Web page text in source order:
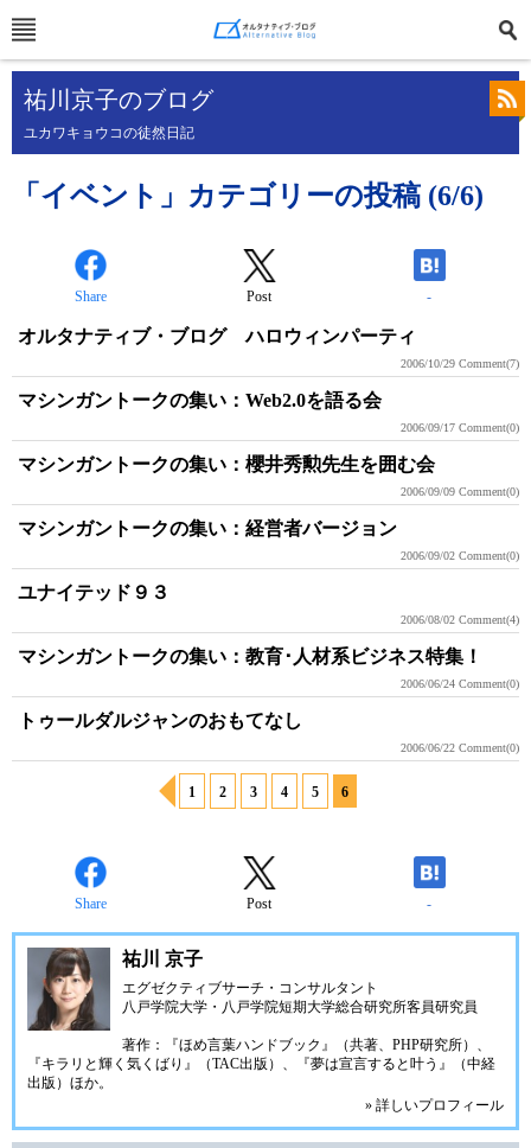
祐川京子のブログ
ユカワキョウコの徒然日記
「イベント」カテゴリーの投稿 (6/6)
Share Post -
オルタナティブ・ブログ ハロウィンパーティ
2006/10/29 Comment(7)
マシンガントークの集い：Web2.0を語る会
2006/09/17 Comment(0)
マシンガントークの集い：櫻井秀勲先生を囲む会
2006/09/09 Comment(0)
マシンガントークの集い：経営者バージョン
2006/09/02 Comment(0)
ユナイテッド９３
2006/08/02 Comment(4)
マシンガントークの集い：教育･人材系ビジネス特集！
2006/06/24 Comment(0)
トゥールダルジャンのおもてなし
2006/06/22 Comment(0)
1 2 3 4 5 6
Share Post -
祐川 京子
エグゼクティブサーチ・コンサルタント
八戸学院大学・八戸学院短期大学総合研究所客員研究員
著作：『ほめ言葉ハンドブック』（共著、PHP研究所）、
『キラリと輝く気くばり』（TAC出版）、『夢は宣言すると叶う』（中経
出版）ほか。
» 詳しいプロフィール